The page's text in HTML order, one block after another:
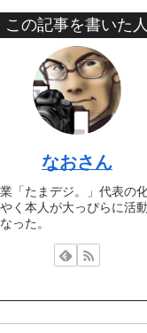
この記事を書いた人
なおさん
「たまデジ。」代表の
く本人が大っぴらに活
った。